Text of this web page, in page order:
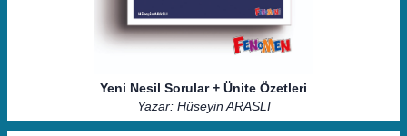
Yeni Nesil Sorular + Ünite Özetleri
Yazar: Hüseyin ARASLI